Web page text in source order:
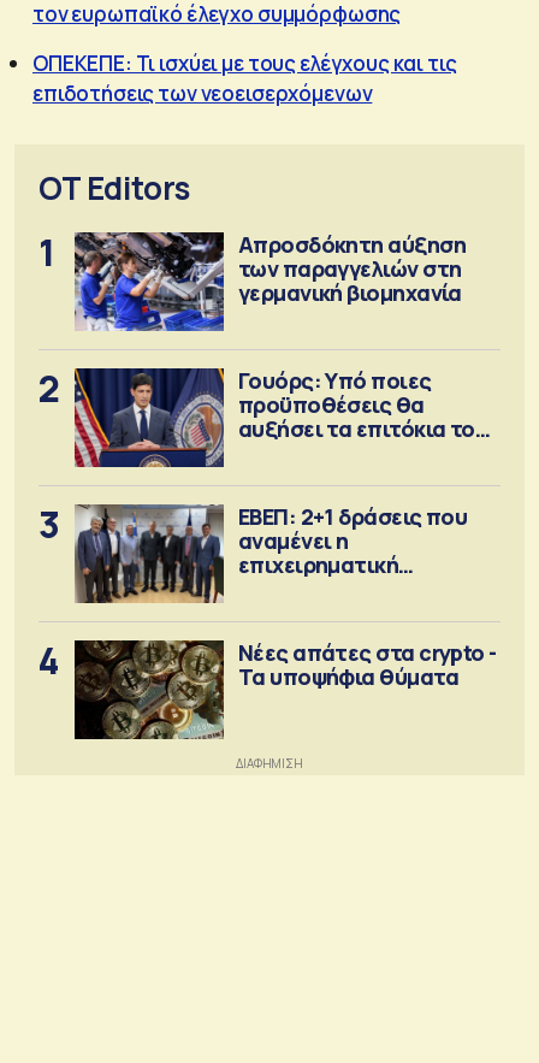
τον ευρωπαϊκό έλεγχο συμμόρφωσης
ΟΠΕΚΕΠΕ: Τι ισχύει με τους ελέγχους και τις
επιδοτήσεις των νεοεισερχόμενων
OT Editors
1
Απροσδόκητη αύξηση
των παραγγελιών στη
γερμανική βιομηχανία
2
Γουόρς: Υπό ποιες
προϋποθέσεις θα
αυξήσει τα επιτόκια τον
3
ΕΒΕΠ: 2+1 δράσεις που
αναμένει η
επιχειρηματική
4
Νέες απάτες στα crypto -
Τα υποψήφια θύματα